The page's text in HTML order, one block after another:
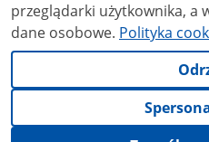
przeglądarki użytkownika, a
dane osobowe. Polityka